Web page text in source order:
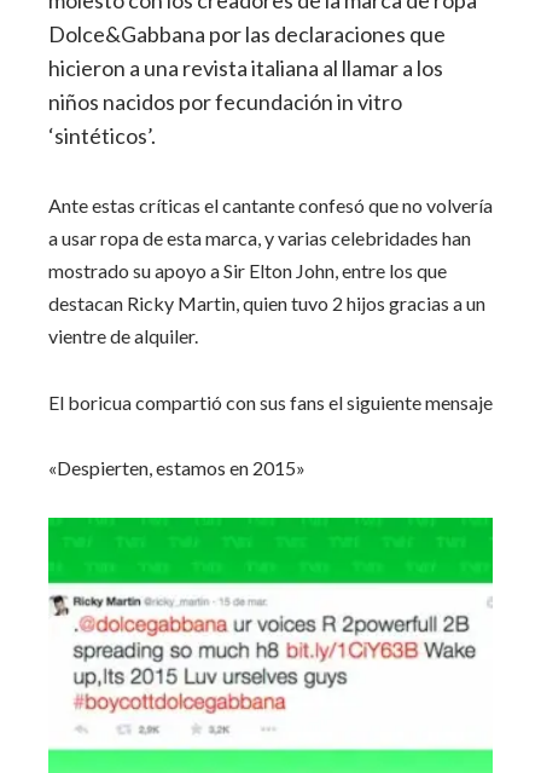
Dolce&Gabbana por las declaraciones que
hicieron a una revista italiana al llamar a los
niños nacidos por fecundación in vitro
‘sintéticos’.
Ante estas críticas el cantante confesó que no volvería
a usar ropa de esta marca, y varias celebridades han
mostrado su apoyo a Sir Elton John, entre los que
destacan Ricky Martin, quien tuvo 2 hijos gracias a un
vientre de alquiler.
El boricua compartió con sus fans el siguiente mensaje
«Despierten, estamos en 2015»